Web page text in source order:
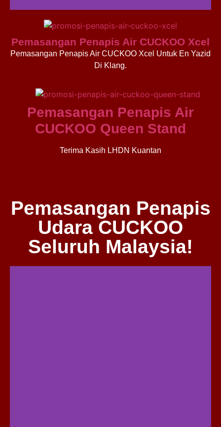
Pemasangan Penapis Air CUCKOO Xcel
Pemasangan Penapis Air CUCKOO Xcel Untuk En Yazid
Di Klang.
Pemasangan Penapis Air
CUCKOO Queen Stand
Terima Kasih LHDN Kuantan
Pemasangan Penapis
Udara CUCKOO
Seluruh Malaysia!